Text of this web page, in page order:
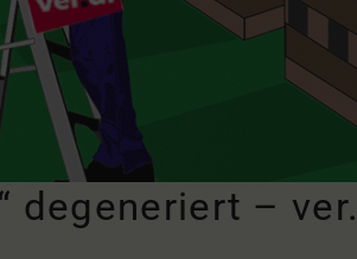
degeneriert –